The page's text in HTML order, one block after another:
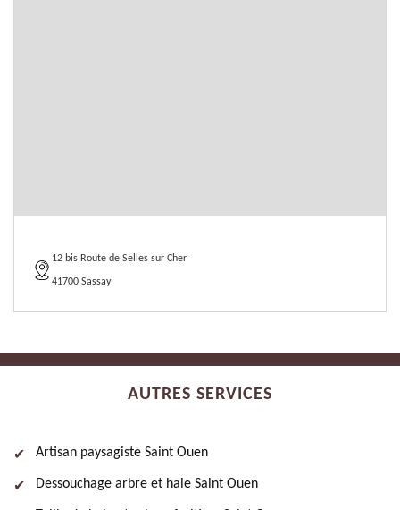
12 bis Route de Selles sur Cher
41700 Sassay
AUTRES SERVICES
Artisan paysagiste Saint Ouen
Dessouchage arbre et haie Saint Ouen